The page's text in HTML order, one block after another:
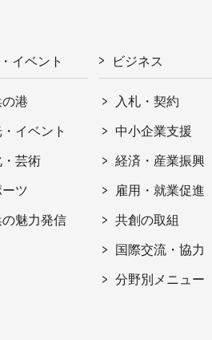
イベント
港
イベント
芸術
ーツ
魅力発信
ビジネス
入札・契約
中小企業支援
経済・産業振興
雇用・就業促進
共創の取組
国際交流・協力
分野別メニュー